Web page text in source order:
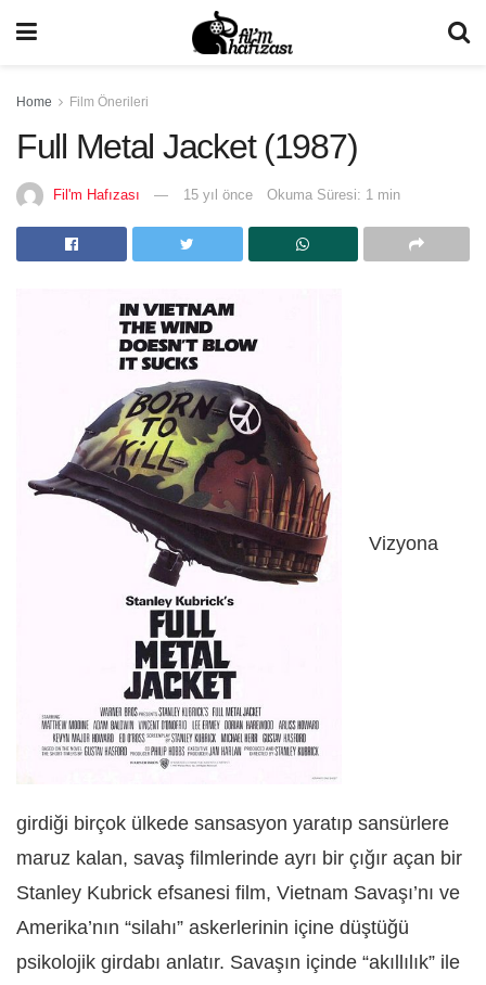
Home Film Önerileri
Full Metal Jacket (1987)
Fil'm Hafızası 15 yıl önce Okuma Süresi: 1 min
Vizyona
girdiği birçok ülkede sansasyon yaratıp sansürlere
maruz kalan, savaş filmlerinde ayrı bir çığır açan bir
Stanley Kubrick efsanesi film, Vietnam Savaşı’nı ve
Amerika’nın “silahı” askerlerinin içine düştüğü
psikolojik girdabı anlatır. Savaşın içinde “akıllılık” ile